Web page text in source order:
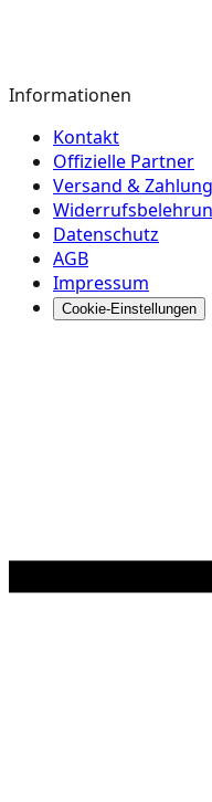
Informationen
Kontakt
Offizielle Partner
Versand & Zahlung
Datenschutz
AGB
Impressum
Cookie-Einstellungen